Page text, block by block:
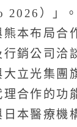
2026）」
本布局合
銷公司洽
立光集團
合作的功
本醫療機